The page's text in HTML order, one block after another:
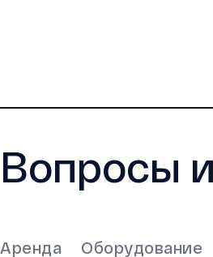
Вопросы
Аренда Оборудование